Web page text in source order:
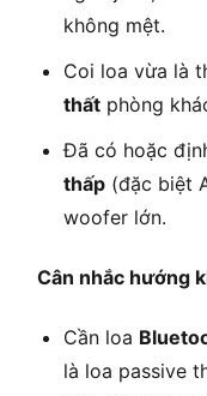
không mệt.
Coi loa vừa là
thấtphòng
Đã có hoặc
thấp(đặc biệt
woofer lớn.
Cân nhắc hướng
Cần loa
là loa passive